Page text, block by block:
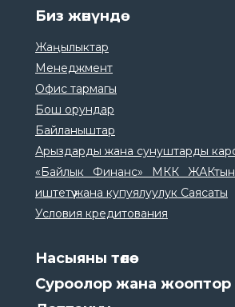
Биз жөнүндө
Жаңылыктар
Менеджмент
Офис тармагы
Бош орундар
Байланыштар
Арыздарды жана сунуштарды
«Байлык Финанс» МКК
иштетүү жана купуялуулук Саясаты
Условия кредитования
Насыяны төлөө
Суроолор жана жооптор